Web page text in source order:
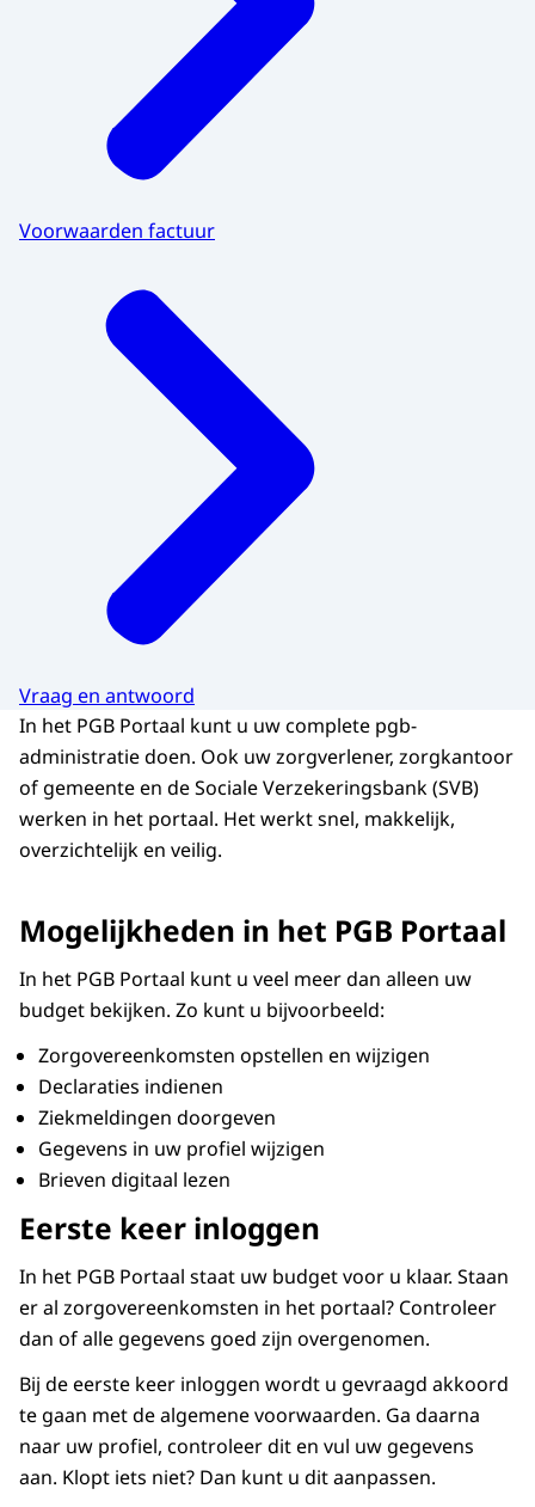
Voorwaarden factuur
Vraag en antwoord
In het PGB Portaal kunt u uw complete pgb-
administratie doen. Ook uw zorgverlener, zorgkantoor
of gemeente en de Sociale Verzekeringsbank (SVB)
werken in het portaal. Het werkt snel, makkelijk,
overzichtelijk en veilig.
Mogelijkheden in het PGB Portaal
In het PGB Portaal kunt u veel meer dan alleen uw
budget bekijken. Zo kunt u bijvoorbeeld:
Zorgovereenkomsten opstellen en wijzigen
Declaraties indienen
Ziekmeldingen doorgeven
Gegevens in uw profiel wijzigen
Brieven digitaal lezen
Eerste keer inloggen
In het PGB Portaal staat uw budget voor u klaar. Staan
er al zorgovereenkomsten in het portaal? Controleer
dan of alle gegevens goed zijn overgenomen.
Bij de eerste keer inloggen wordt u gevraagd akkoord
te gaan met de algemene voorwaarden. Ga daarna
naar uw profiel, controleer dit en vul uw gegevens
aan. Klopt iets niet? Dan kunt u dit aanpassen.